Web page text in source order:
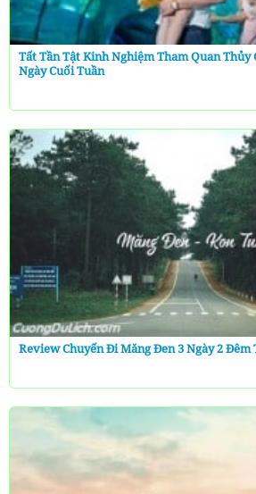
Tất Tần Tật Kinh Nghiệm Tham Quan Thủy
Ngày Cuối Tuần
Review Chuyến Đi Măng Đen 3 Ngày 2 Đêm